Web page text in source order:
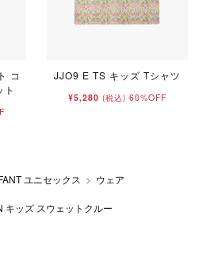
コ
JJO9 E TS キッズ Tシャツ
¥5,280 (税込) 60%OFF
ユニセックス
ウェア
キッズ スウェットクルー